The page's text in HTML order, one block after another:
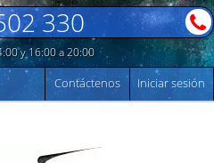
330
y 16:00 a 20:00
Iniciar sesión
Contáctenos